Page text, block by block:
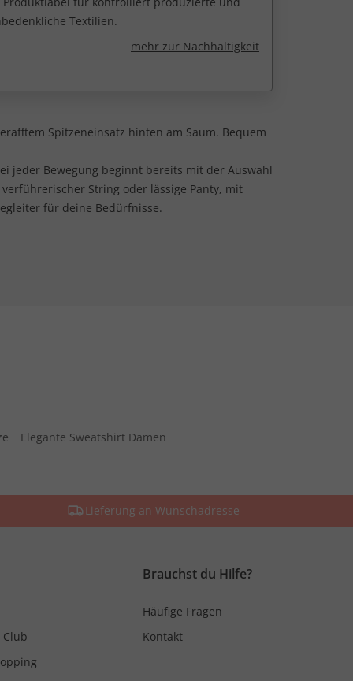
Textilien.
mehr zur Nachhaltigkeit
Spitzeneinsatz hinten am Saum. Bequem
jeder Bewegung beginnt bereits mit der Auswahl
String oder lässige Panty, mit
für deine Bedürfnisse.
Elegante Sweatshirt Damen
Lieferung an Wunschadresse
Club
Brauchst du Hilfe?
Häufige Fragen
Kontakt